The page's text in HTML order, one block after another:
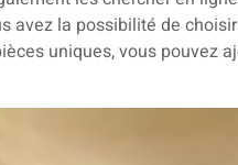
avez la possibilité de choisir
uniques, vous pouvez